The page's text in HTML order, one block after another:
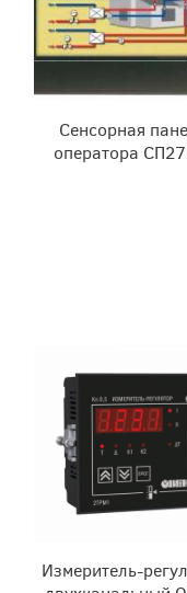
Сенсорная
оператора
Измеритель-